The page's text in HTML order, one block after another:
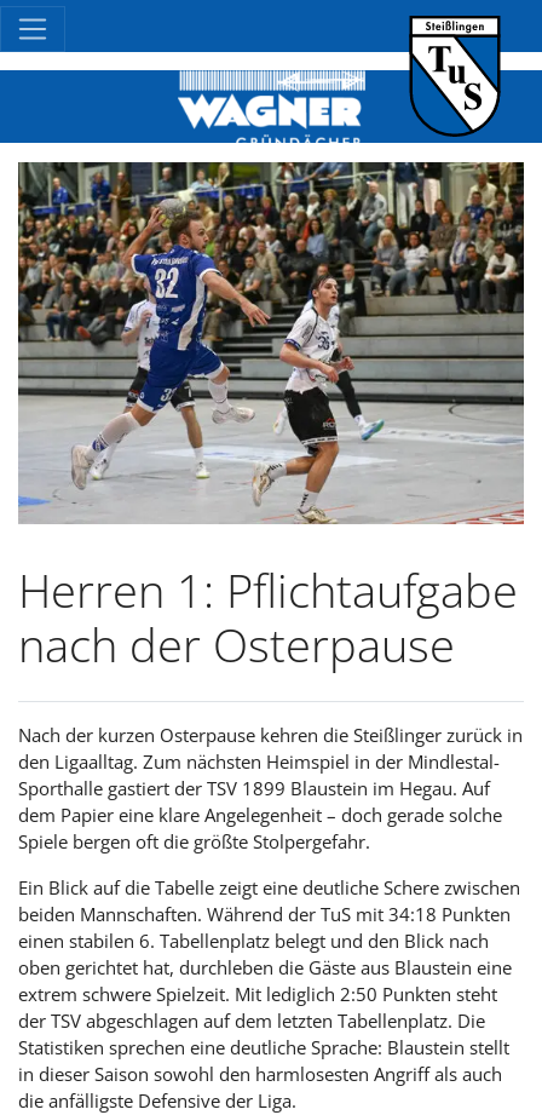
Herren 1: Pflichtaufgabe
nach der Osterpause
Nach der kurzen Osterpause kehren die Steißlinger zurück in
den Ligaalltag. Zum nächsten Heimspiel in der Mindlestal-
Sporthalle gastiert der TSV 1899 Blaustein im Hegau. Auf
dem Papier eine klare Angelegenheit – doch gerade solche
Spiele bergen oft die größte Stolpergefahr.
Ein Blick auf die Tabelle zeigt eine deutliche Schere zwischen
beiden Mannschaften. Während der TuS mit 34:18 Punkten
einen stabilen 6. Tabellenplatz belegt und den Blick nach
oben gerichtet hat, durchleben die Gäste aus Blaustein eine
extrem schwere Spielzeit. Mit lediglich 2:50 Punkten steht
der TSV abgeschlagen auf dem letzten Tabellenplatz. Die
Statistiken sprechen eine deutliche Sprache: Blaustein stellt
in dieser Saison sowohl den harmlosesten Angriff als auch
die anfälligste Defensive der Liga.